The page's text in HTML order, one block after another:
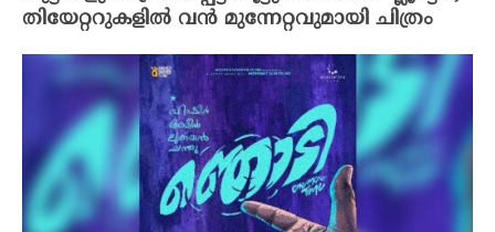
തിയേറ്ററുകളിൽ വൻ മുന്നേറ്റവുമായി ചിത്രം